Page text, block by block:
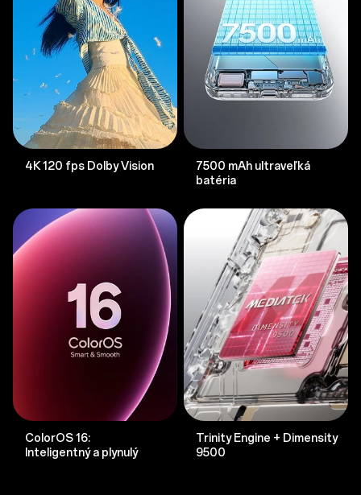
4K 120 fps Dolby Vision
7500 mAh ultraveľká
batéria
ColorOS 16:
Inteligentný a plynulý
Trinity Engine + Dimensity
9500